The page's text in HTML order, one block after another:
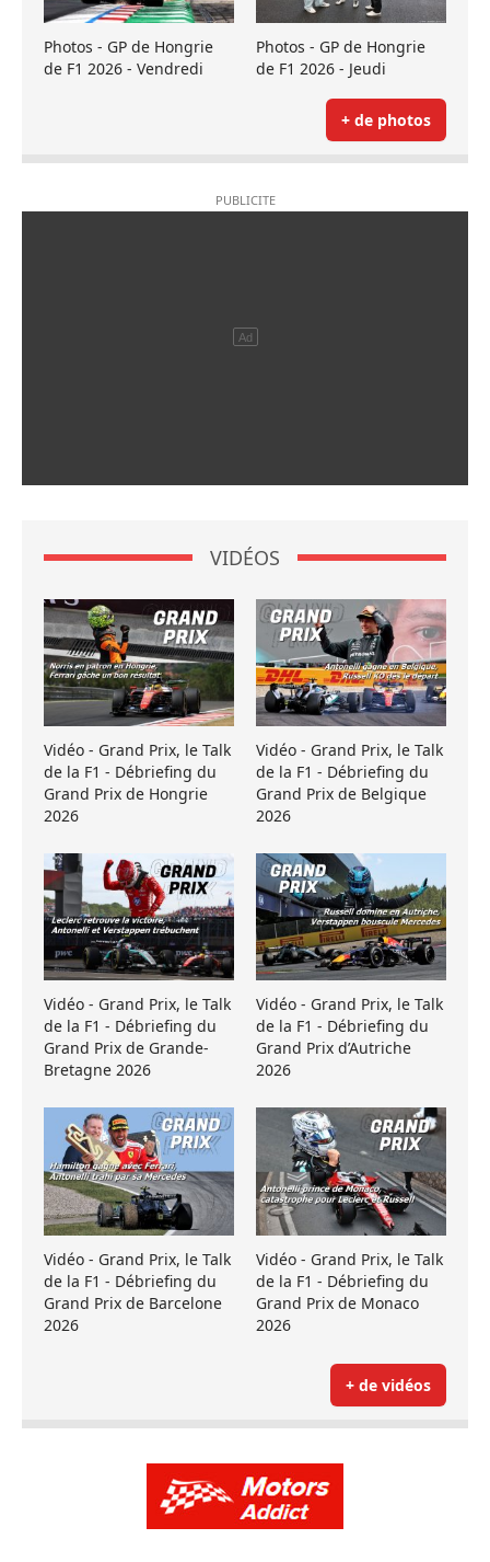
Photos - GP de Hongrie
de F1 2026 - Vendredi
Photos - GP de Hongrie
de F1 2026 - Jeudi
+ de photos
VIDÉOS
Vidéo - Grand Prix, le Talk
de la F1 - Débriefing du
Grand Prix de Hongrie
2026
Vidéo - Grand Prix, le Talk
de la F1 - Débriefing du
Grand Prix de Belgique
2026
Vidéo - Grand Prix, le Talk
de la F1 - Débriefing du
Grand Prix de Grande-
Bretagne 2026
Vidéo - Grand Prix, le Talk
de la F1 - Débriefing du
Grand Prix d’Autriche
2026
Vidéo - Grand Prix, le Talk
de la F1 - Débriefing du
Grand Prix de Barcelone
2026
Vidéo - Grand Prix, le Talk
de la F1 - Débriefing du
Grand Prix de Monaco
2026
+ de vidéos